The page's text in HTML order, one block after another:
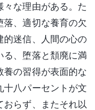
々な理由がある。た
落、適切な養育の欠
的迷信、人間の心の
る、堕落と頽廃に満
養の習得が表面的な
十八パーセントが文
らず、またそれ以